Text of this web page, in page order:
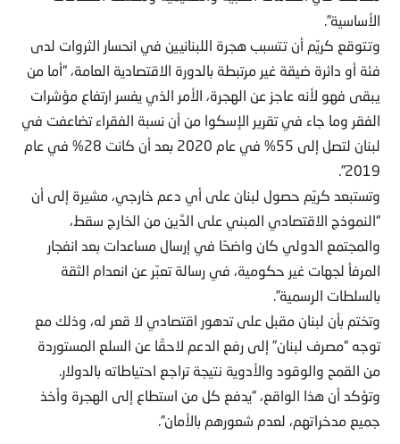
الأساسية”.
وتتوقع كريّم أن تتسبب هجرة اللبنانيين في انحسار الثروات لدى
فئة أو دائرة ضيقة غير مرتبطة بالدورة الاقتصادية العامة، “أما من
يبقى فهو لأنه عاجز عن الهجرة، الأمر الذي يفسر ارتفاع مؤشرات
الفقر وما جاء في تقرير الإسكوا من أن نسبة الفقراء تضاعفت في
لبنان لتصل إلى 55% في عام 2020 بعد أن كانت 28% في عام
2019”.
وتستبعد كريّم حصول لبنان على أي دعم خارجي، مشيرة إلى أن
“النموذج الاقتصادي المبني على الدَّين من الخارج سقط،
والمجتمع الدولي كان واضحًا في إرسال مساعدات بعد انفجار
المرفأ لجهات غير حكومية، في رسالة تعبّر عن انعدام الثقة
بالسلطات الرسمية”.
وتختم بأن لبنان مقبل على تدهور اقتصادي لا قعر له، وذلك مع
توجه “مصرف لبنان” إلى رفع الدعم لاحقًا عن السلع المستوردة
من القمح والوقود والأدوية نتيجة تراجع احتياطاته بالدولار.
وتؤكد أن هذا الواقع، “يدفع كل من استطاع إلى الهجرة وأخذ
جميع مدخراتهم، لعدم شعورهم بالأمان”.